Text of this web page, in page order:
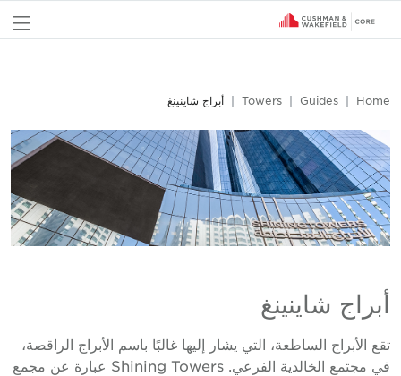
Home
Guides
Towers أبراج شاينينغ
أبراج شاينينغ
تقع الأبراج الساطعة، التي يشار إليها غالبًا باسم الأبراج الراقصة،
في مجتمع الخالدية الفرعي. Shining Towers عبارة عن مجمع